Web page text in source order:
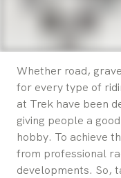
Whether road,
for every type of
at Trek have been
giving people a
hobby. To achieve
from professional
developments. So,